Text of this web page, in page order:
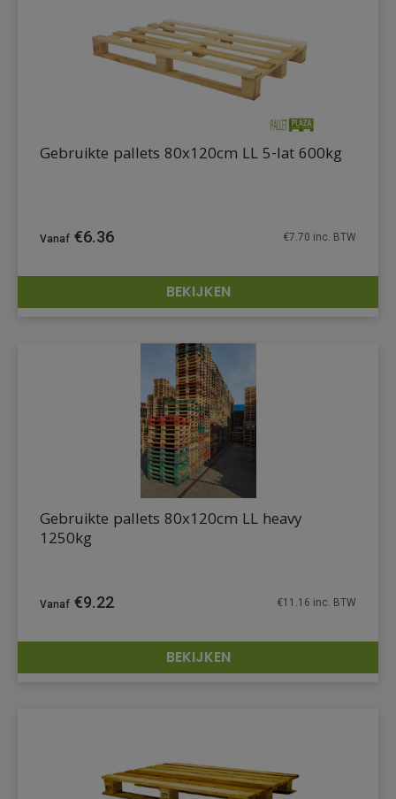
DETAILS
Gebruikte pallets 80x120cm LL 5-lat 600kg
€6.36 €7.70 inc. BTW
BEKIJKEN
DETAILS
Gebruikte pallets 80x120cm LL heavy
1250kg
€9.22 €11.16 inc. BTW
BEKIJKEN